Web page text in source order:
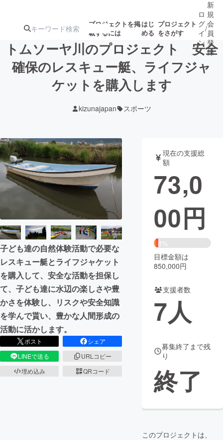
プロジェクトを掲
載するには
はじ
める
プロジェクト
をさがす
注目のリ 注目の新着プロ 募集終了が近いプ
テクノロジー・ガジェット
映像・映画 書籍・雑誌
ビジネス・起業 チャレンジ
まちづくり・地域活性化
CAMPFIRE for Social Good
CAMPFIRE Creation
CAMPFIREふるさと納税machi-ya コミュニティ
ロ
グ
イ
ン
/
新
規
会
員
登
録
トムソーヤ川のプロジェクト 安全
確保のレスキュー艇、ライフジャ
ケットを購入します
kizunajapan スポーツ
子ども達の自然体験活動で必要な
レスキュー艇とライフジャケット
を購入して、安全な活動を担保し
て、子ども達に水辺の楽しさや豊
かさを体験し、リスクや安全知識
を学んで貰い、豊かな人間形成の
活動に活かします。
ポスト
シェア
LINEで送る
URLコピー
埋め込み
QRコード
現在の支援総
額
73,0
00円
8%
目標金額は
850,000円
支援者数
7人
募集終了まで残
り
終了
このプロジェクトは、